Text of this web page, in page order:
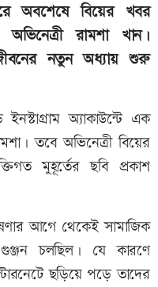
অবশেষে বিয়ের খবর
অভিনেত্রী রামশা খান।
নতুন অধ্যায় শুরু
অ্যাকাউন্টে এক
তবে অভিনেত্রী বিয়ের
মুহূর্তের ছবি প্রকাশ
আগে থেকেই সামাজিক
চলছিল। যে কারণে
ছড়িয়ে পড়ে তাদের